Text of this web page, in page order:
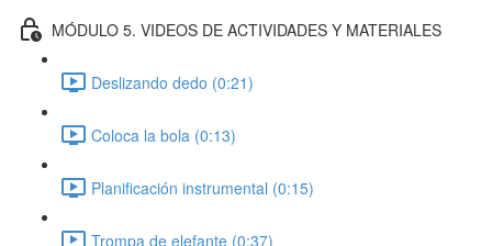
MÓDULO 5. VIDEOS DE ACTIVIDADES Y MATERIALES
Deslizando dedo (0:21)
Coloca la bola (0:13)
Planificación instrumental (0:15)
Trompa de elefante (0:37)